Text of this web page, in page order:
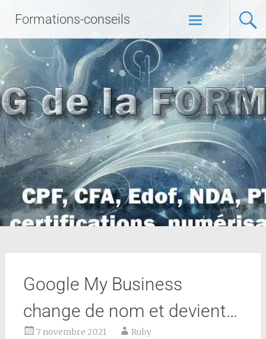
Formations-conseils
Google My Business
change de nom et devient…
7 novembre 2021 Ruby